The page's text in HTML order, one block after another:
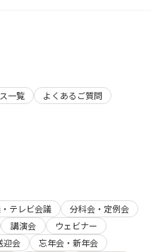
一覧
よくあるご質問
テレビ会議
分科会・定例会
講演会
ウェビナー
迎会
忘年会・新年会